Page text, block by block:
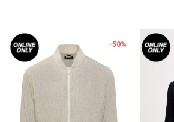
-50%